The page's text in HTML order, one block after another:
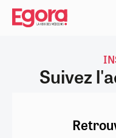
Aller
contenu
Suivez